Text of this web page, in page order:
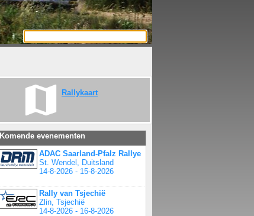
Rallykaart
Komende evenementen
ADAC Saarland-Pfalz Rallye
St. Wendel, Duitsland
14-8-2026 - 15-8-2026
Rally van Tsjechië
Zlin, Tsjechië
14-8-2026 - 16-8-2026